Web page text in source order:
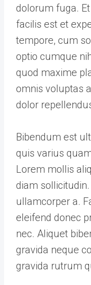
dolorum fuga.
facilis est et
tempore, cum
optio cumque
quod maxime
omnis voluptas
dolor
Bibendum est
quis varius
Lorem mollis
diam
ullamcorper a.
eleifend donec
nec. Aliquet
gravida neque
gravida rutrum